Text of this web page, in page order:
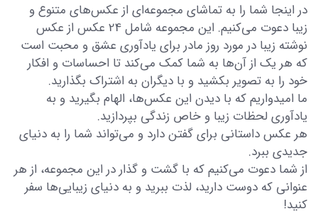
در اینجا شما را به تماشای مجموعه‌ای از عکس‌های متنوع و
زیبا دعوت می‌کنیم. این مجموعه شامل 24 عکس از عکس
نوشته زیبا در مورد روز مادر برای یادآوری عشق و محبت است
که هر یک از آن‌ها به شما کمک می‌کند تا احساسات و افکار
خود را به تصویر بکشید و با دیگران به اشتراک بگذارید.
ما امیدواریم که با دیدن این عکس‌ها، الهام بگیرید و به
یادآوری لحظات زیبا و خاص زندگی بپردازید.
هر عکس داستانی برای گفتن دارد و می‌تواند شما را به دنیای
جدیدی ببرد.
از شما دعوت می‌کنیم که با گشت و گذار در این مجموعه، از هر
عنوانی که دوست دارید، لذت ببرید و به دنیای زیبایی‌ها سفر
کنید!